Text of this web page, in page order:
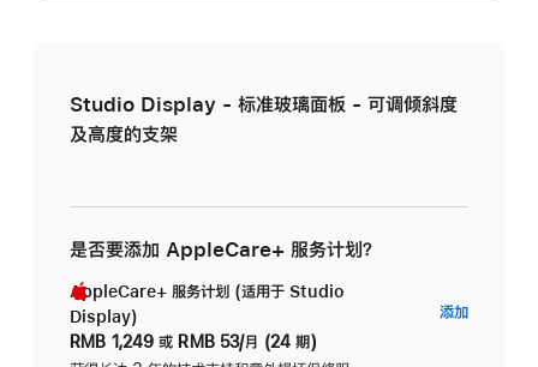
Studio Display - 标准玻璃面板 - 可调倾斜度
及高度的支架
是否要添加 AppleCare+ 服务计划？
AppleCare+ 服务计划 (适用于 Studio
Display)
RMB 1,249 或 RMB 53/月 (24 期)
添加